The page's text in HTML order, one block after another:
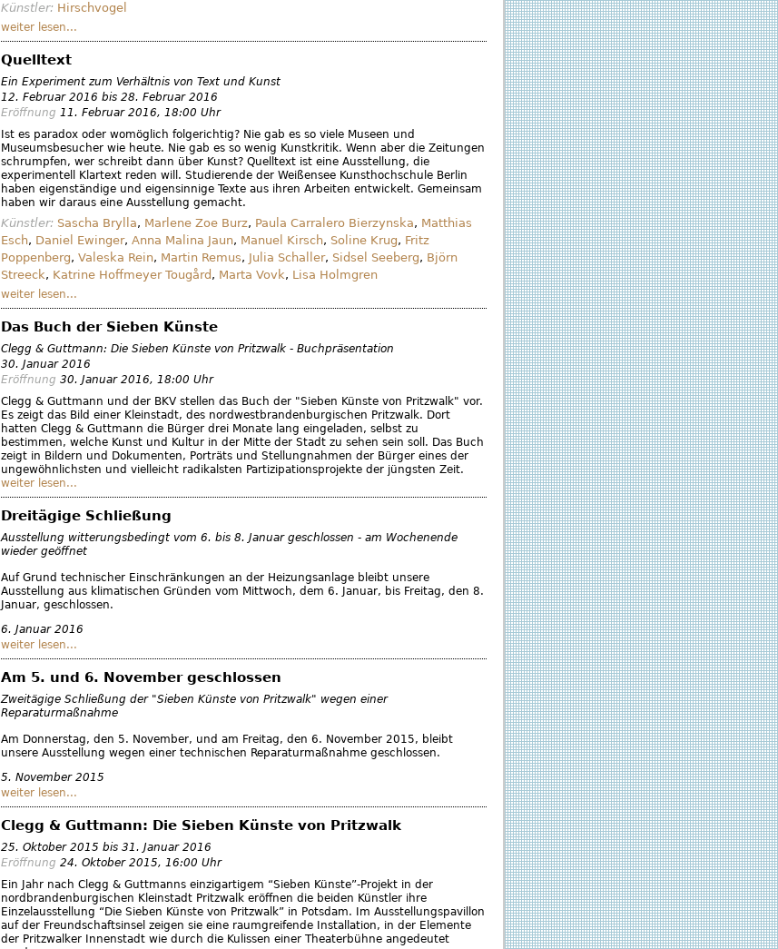
Künstler: Hirschvogel
weiter lesen...
Quelltext
Ein Experiment zum Verhältnis von Text und Kunst
12. Februar 2016 bis 28. Februar 2016
Eröffnung 11. Februar 2016, 18:00 Uhr
Ist es paradox oder womöglich folgerichtig? Nie gab es so viele Museen und
Museumsbesucher wie heute. Nie gab es so wenig Kunstkritik. Wenn aber die Zeitungen
schrumpfen, wer schreibt dann über Kunst? Quelltext ist eine Ausstellung, die
experimentell Klartext reden will. Studierende der Weißensee Kunsthochschule Berlin
haben eigenständige und eigensinnige Texte aus ihren Arbeiten entwickelt. Gemeinsam
haben wir daraus eine Ausstellung gemacht.
Künstler: Sascha Brylla, Marlene Zoe Burz, Paula Carralero Bierzynska, Matthias
Esch, Daniel Ewinger, Anna Malina Jaun, Manuel Kirsch, Soline Krug, Fritz
Poppenberg, Valeska Rein, Martin Remus, Julia Schaller, Sidsel Seeberg, Björn
Streeck, Katrine Hoffmeyer Tougård , Marta Vovk, Lisa Holmgren
weiter lesen...
Das Buch der Sieben Künste
Clegg & Guttmann: Die Sieben Künste von Pritzwalk - Buchpräsentation
30. Januar 2016
Eröffnung 30. Januar 2016, 18:00 Uhr
Clegg & Guttmann und der BKV stellen das Buch der "Sieben Künste von Pritzwalk" vor.
Es zeigt das Bild einer Kleinstadt, des nordwestbrandenburgischen Pritzwalk. Dort
hatten Clegg & Guttmann die Bürger drei Monate lang eingeladen, selbst zu
bestimmen, welche Kunst und Kultur in der Mitte der Stadt zu sehen sein soll. Das Buch
zeigt in Bildern und Dokumenten, Porträts und Stellungnahmen der Bürger eines der
ungewöhnlichsten und vielleicht radikalsten Partizipationsprojekte der jüngsten Zeit.
weiter lesen...
Dreitägige Schließung
Ausstellung witterungsbedingt vom 6. bis 8. Januar geschlossen - am Wochenende
wieder geöffnet
Auf Grund technischer Einschränkungen an der Heizungsanlage bleibt unsere
Ausstellung aus klimatischen Gründen vom Mittwoch, dem 6. Januar, bis Freitag, den 8.
Januar, geschlossen.
6. Januar 2016
weiter lesen...
Am 5. und 6. November geschlossen
Zweitägige Schließung der "Sieben Künste von Pritzwalk" wegen einer
Reparaturmaßnahme
Am Donnerstag, den 5. November, und am Freitag, den 6. November 2015, bleibt
unsere Ausstellung wegen einer technischen Reparaturmaßnahme geschlossen.
5. November 2015
weiter lesen...
Clegg & Guttmann: Die Sieben Künste von Pritzwalk
25. Oktober 2015 bis 31. Januar 2016
Eröffnung 24. Oktober 2015, 16:00 Uhr
Ein Jahr nach Clegg & Guttmanns einzigartigem “Sieben Künste”-Projekt in der
nordbrandenburgischen Kleinstadt Pritzwalk eröffnen die beiden Künstler ihre
Einzelausstellung “Die Sieben Künste von Pritzwalk” in Potsdam. Im Ausstellungspavillon
auf der Freundschaftsinsel zeigen sie eine raumgreifende Installation, in der Elemente
der Pritzwalker Innenstadt wie durch die Kulissen einer Theaterbühne angedeutet